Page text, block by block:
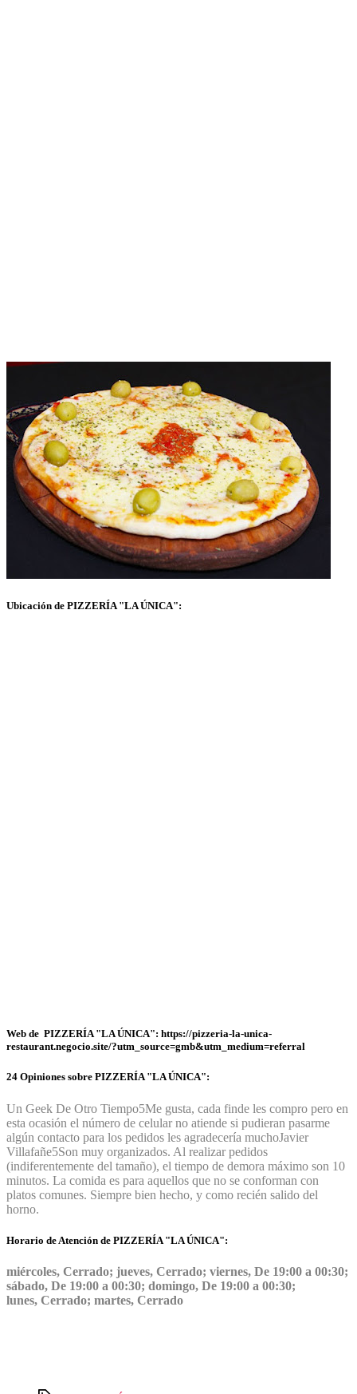
Ubicación de PIZZERÍA "LA ÚNICA":
Web de PIZZERÍA "LA ÚNICA": https://pizzeria-la-unica-
restaurant.negocio.site/?utm_source=gmb&utm_medium=referral
24 Opiniones sobre PIZZERÍA "LA ÚNICA":
Un Geek De Otro Tiempo5Me gusta, cada finde les compro pero en
esta ocasión el número de celular no atiende si pudieran pasarme
algún contacto para los pedidos les agradecería muchoJavier
Villafañe5Son muy organizados. Al realizar pedidos
(indiferentemente del tamaño), el tiempo de demora máximo son 10
minutos. La comida es para aquellos que no se conforman con
platos comunes. Siempre bien hecho, y como recién salido del
horno.
Horario de Atención de PIZZERÍA "LA ÚNICA":
miércoles, Cerrado; jueves, Cerrado; viernes, De 19:00 a 00:30;
sábado, De 19:00 a 00:30; domingo, De 19:00 a 00:30;
lunes, Cerrado; martes, Cerrado